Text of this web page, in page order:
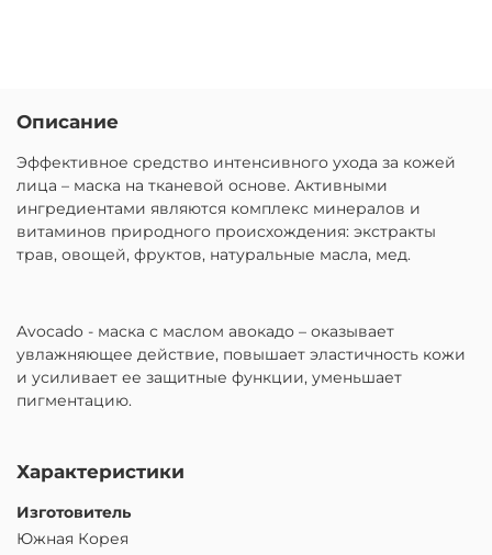
Описание
Эффективное средство интенсивного ухода за кожей
лица – маска на тканевой основе. Активными
ингредиентами являются комплекс минералов и
витаминов природного происхождения: экстракты
трав, овощей, фруктов, натуральные масла, мед.
Avocado - маска с маслом авокадо – оказывает
увлажняющее действие, повышает эластичность кожи
и усиливает ее защитные функции, уменьшает
пигментацию.
Характеристики
Изготовитель
Южная Корея